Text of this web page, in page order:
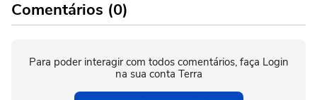
Comentários (0)
Para poder interagir com todos comentários, faça Login
na sua conta Terra